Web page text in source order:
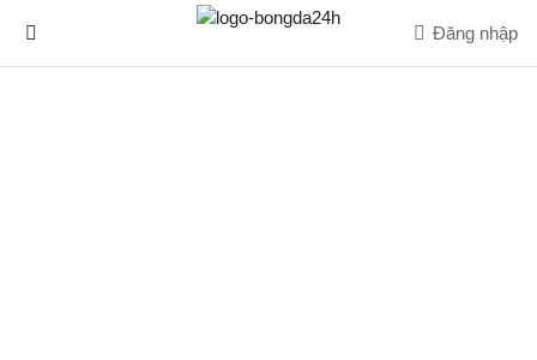
Đăng nhập